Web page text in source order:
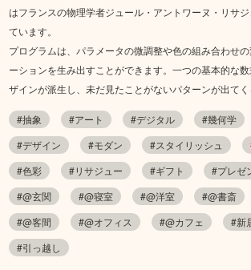
はフランスの物理学者ジュール・アントワーヌ・リサ
ています。
プログラムは、パラメータの微調整や色の組み合わせ
ーションを生み出すことができます。一つの基本的な
ザインが派生し、未だ見たことがないパターンが出てく
#抽象 #アート #デジタル #幾何学
#デザイン
#モダン #スタイリッシュ
#色彩
#リサジュー #ギフト #プレゼ
#@玄関
#@寝室 #@洋室 #@書斎
#@客間
#@オフィス #@カフェ #新
#引っ越し